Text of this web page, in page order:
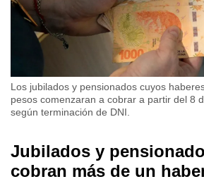
Los jubilados y pensionados cuyos
pesos comenzaran a cobrar a partir del 8
según terminación de DNI.
Jubilados y
cobran más de un